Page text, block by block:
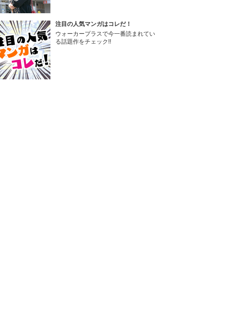
注目の人気マンガはコレだ！
ウォーカープラスで今一番読まれてい
る話題作をチェック!!